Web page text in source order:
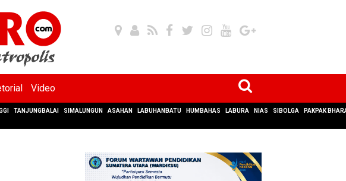
Video
TANJUNGBALAI SIMALUNGUN ASAHAN LABUHANBATU HUMBAHAS LABURA NIAS SIBOLGA PAKPAK